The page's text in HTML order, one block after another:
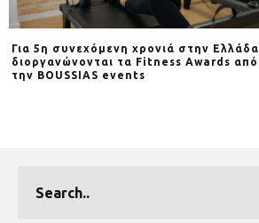
Για 5η συνεχόμενη χρονιά στην Ελλάδα
διοργανώνονται τα Fitness Awards από
την BOUSSIAS events